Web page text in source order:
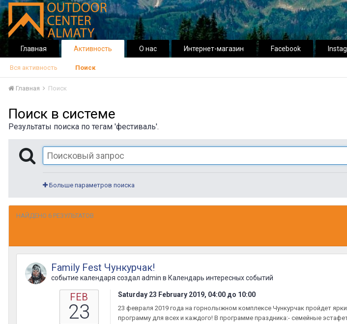
Главная Активность
Вся активность Поиск
О нас Интернет-магазин Facebook
Главная Поиск
Поиск в системе
Результаты поиска по тегам 'фестиваль'.
Больше параметров поиска
НАЙДЕНО 6 РЕЗУЛЬТАТОВ
Family Fest Чункурчак!
событие календаря создал admin в Календарь интересных событий
FEB
23
Saturday 23 February 2019, 04:00 до 10:00
23 февраля 2019 года на горнолыжном комплексе Чункурчак пройдет
программу для всех и каждого! В программе праздника:- семейные